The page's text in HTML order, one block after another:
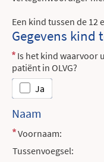
Een kind tussen de 12
Gegevens kind
Is het kind waarvoor
patiënt in OLVG?
Ja
Naam
Voornaam:
Tussenvoegsel: